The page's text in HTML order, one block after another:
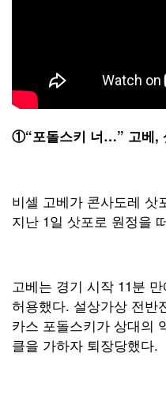
①“포돌스키 너…” 고베,
비셀 고베가 콘사도레 삿
지난 1일 삿포로 원정을
고베는 경기 시작 11분
허용했다. 설상가상 전반
카스 포돌스키가 상대의
클을 가하자 퇴장당했다.